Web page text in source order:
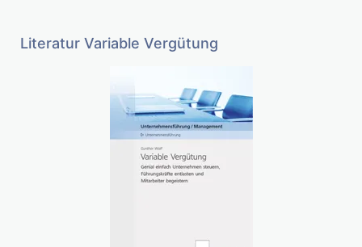
Literatur Variable Vergütung